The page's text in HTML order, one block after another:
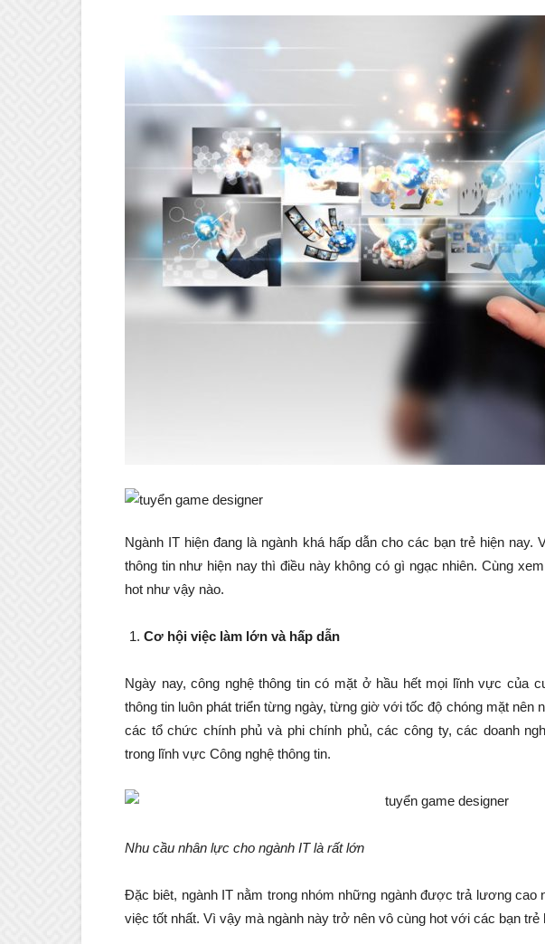
Ngành IT hiện đang là ngành khá hấp dẫn cho các bạn trẻ hiện nay.
thông tin như hiện nay thì điều này không có gì ngạc nhiên. Cùng
hot như vậy nào.
Cơ hội việc làm lớn và hấp dẫn
Ngày nay, công nghệ thông tin có mặt ở hầu hết mọi lĩnh vực của
thông tin luôn phát triển từng ngày, từng giờ với tốc độ chóng mặt nên
các tổ chức chính phủ và phi chính phủ, các công ty, các doanh
trong lĩnh vực Công nghệ thông tin.
Nhu cầu nhân lực cho ngành IT là rất lớn
Đặc biêt, ngành IT nằm trong nhóm những ngành được trả lương cao
việc tốt nhất. Vì vậy mà ngành này trở nên vô cùng hot với các bạn trẻ